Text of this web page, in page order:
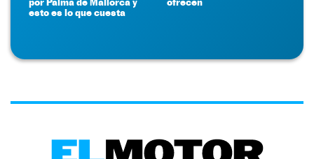
esto es lo que cuesta